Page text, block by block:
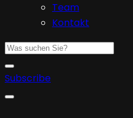
Team
Kontakt
Subscribe